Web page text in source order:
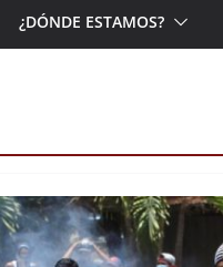
¿DÓNDE ESTAMOS?